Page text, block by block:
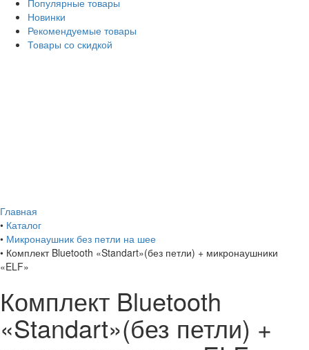
Новинки
Рекомендуемые товары
Товары со скидкой
Главная
• Каталог
• Микронаушник без петли на шее
• Комплект Bluetooth «Standart»(без петли) + микронаушники
«ELF»
Комплект Bluetooth
«Standart»(без петли) +